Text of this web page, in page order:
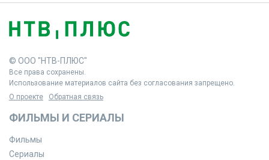
© ООО "НТВ-ПЛЮС"
Все права сохранены.
Использование материалов сайта без согласования запрещено.
О проекте
Обратная связь
ФИЛЬМЫ И СЕРИАЛЫ
Фильмы
Сериалы